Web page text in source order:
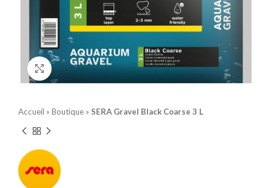
Click to enlarge
Accueil » Boutique » SERA Gravel Black Coarse 3 L